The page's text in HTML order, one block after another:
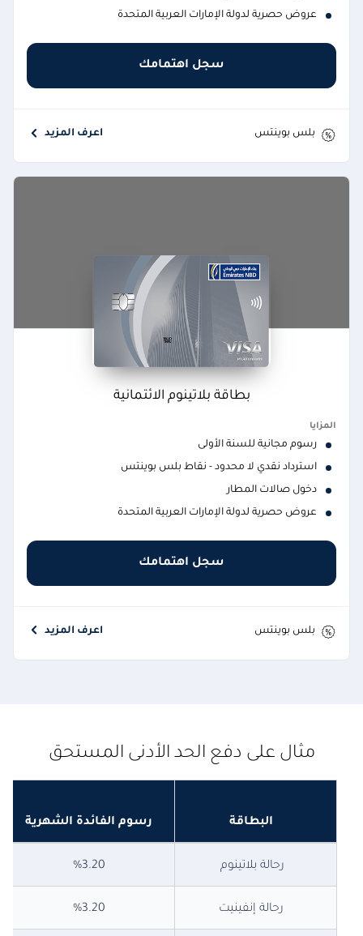
عروض حصرية لدولة الإمارات العربية المتحدة
سجل اهتمامك
بلس بوينتس اعرف المزيد
بطاقة بلاتينوم الائتمانية
المزايا
رسوم مجانية للسنة الأولى
استرداد نقدي لا محدود - نقاط بلس بوينتس
دخول صالات المطار
عروض حصرية لدولة الإمارات العربية المتحدة
سجل اهتمامك
بلس بوينتس اعرف المزيد
مثال على دفع الحد الأدنى المستحق
البطاقة رسوم الفائدة الشهرية
رحالة بلاتينوم %3.20
رحالة إنفينيت %3.20